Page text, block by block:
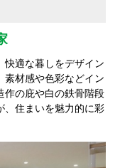
快適な暮しをデザイン
素材感や色彩などイン
作の庇や白の鉄骨階段
、住まいを魅力的に彩